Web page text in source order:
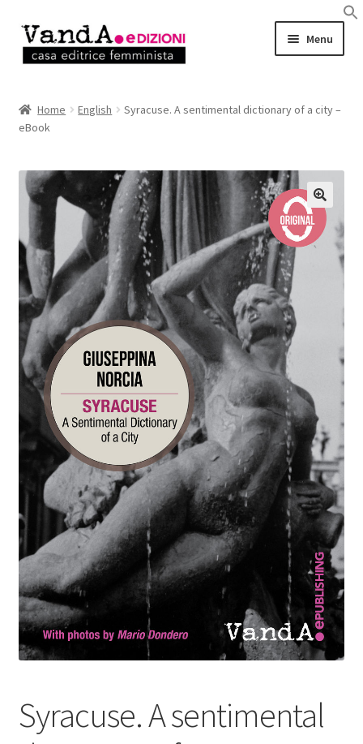
Vai
alla
Vai
al
Menu
EBOOK
AUTRICI e AUTORI
EVENTI
RASSEGNA STAMPA
CHI SIAMO
Home English
Syracuse. A sentimental dictionary of a city –
eBook
Syracuse. A sentimental